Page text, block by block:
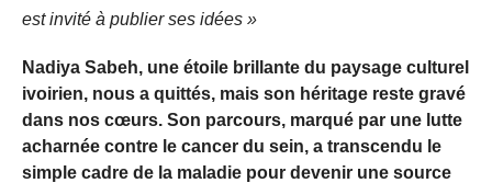
est invité à publier ses idées »
Nadiya Sabeh, une étoile brillante du paysage culturel
ivoirien, nous a quittés, mais son héritage reste gravé
dans nos cœurs. Son parcours, marqué par une lutte
acharnée contre le cancer du sein, a transcendu le
simple cadre de la maladie pour devenir une source